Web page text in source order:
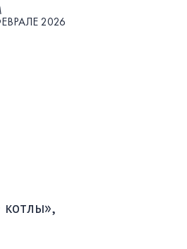
2026